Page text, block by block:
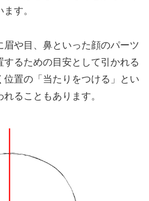
す。
眉や目、鼻といった顔のパーツ
るための目安として引かれる
置の「当たりをつける」とい
ることもあります。